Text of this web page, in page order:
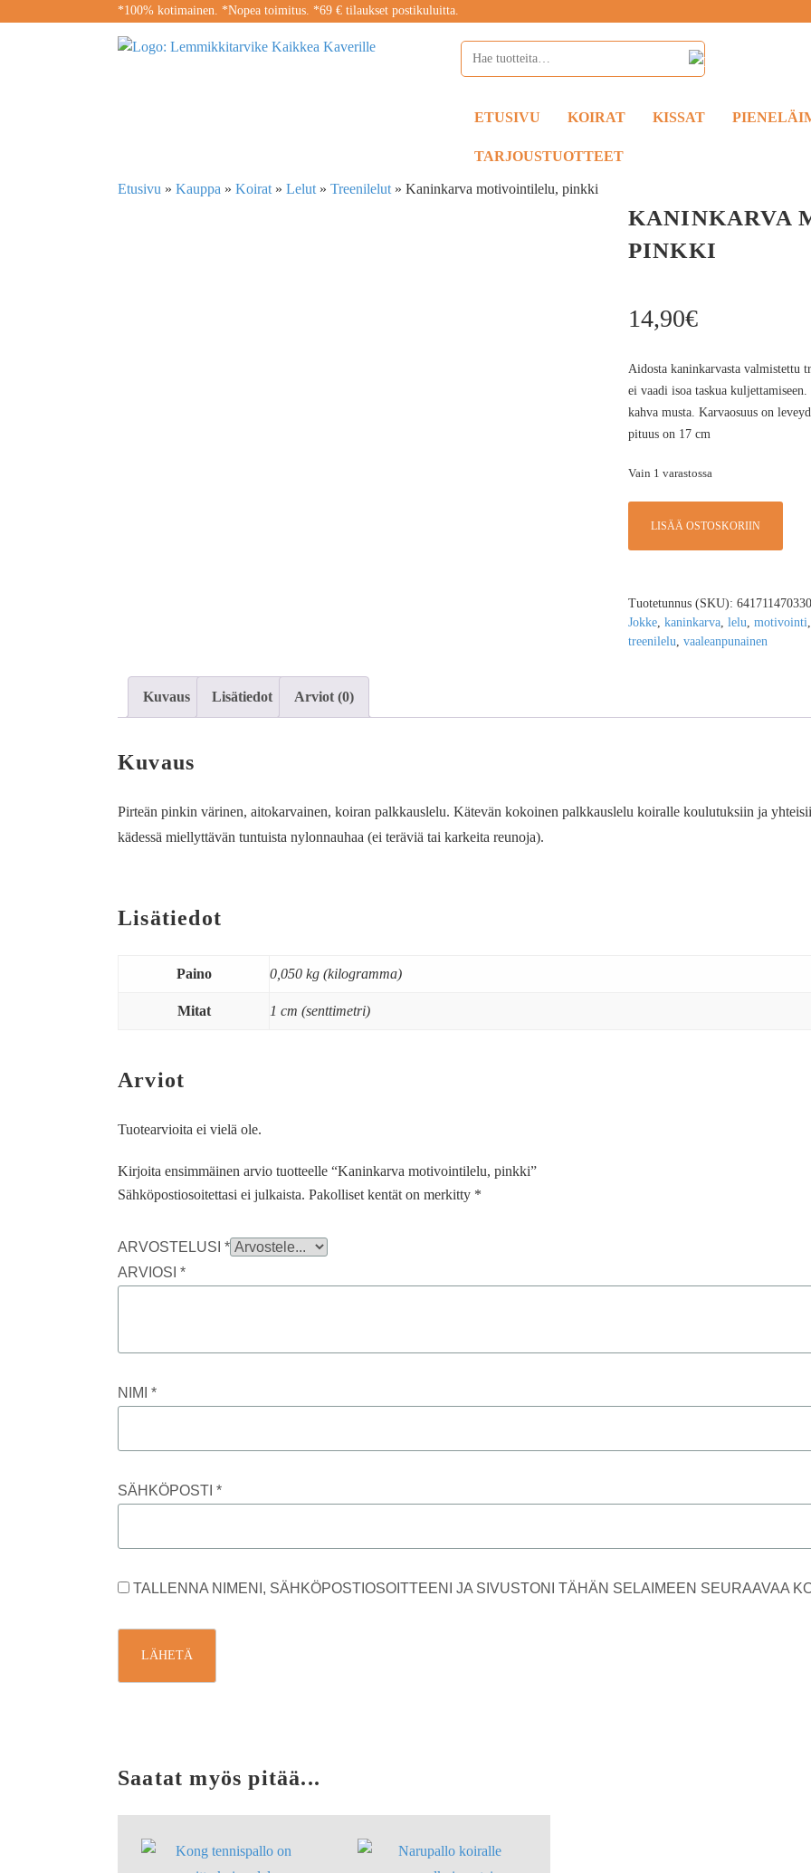
*100% kotimainen. *Nopea toimitus. *69 € tilaukset postikuluitta.
ETUSIVU KOIRAT KISSAT
TARJOUSTUOTTEET
Etusivu »Kauppa »Koirat »Lelut »Treenilelut »Kaninkarva motivointilelu, pinkki
KANINKARVA
PINKKI
14,90€
Aidosta kaninkarvasta valmistettu
ei vaadi isoa taskua
kahva musta. Karvaosuus on
pituus on 17 cm
Vain 1 varastossa
LISÄÄ OSTOSKORIIN
Tuotetunnus (SKU):
Jokke, kaninkarva, lelu, motivointi,
treenilelu, vaaleanpunainen
Kuvaus Lisätiedot Arviot (0)
Kuvaus
Pirteän pinkin värinen, aitokarvainen, koiran palkkauslelu. Kätevän kokoinen palkkauslelu koiralle koulutuksiin ja
kädessä miellyttävän tuntuista nylonnauhaa (ei teräviä tai karkeita reunoja).
Lisätiedot
Paino 0,050 kg (kilogramma)
Mitat 1 cm (senttimetri)
Arviot
Tuotearvioita ei vielä ole.
Kirjoita ensimmäinen arvio tuotteelle “Kaninkarva motivointilelu, pinkki”
Sähköpostiosoitettasi ei julkaista. Pakolliset kentät on merkitty *
ARVOSTELUSI*
ARVIOSI*
NIMI*
SÄHKÖPOSTI*
TALLENNA NIMENI, SÄHKÖPOSTIOSOITTEENI JA SIVUSTONI TÄHÄN SELAIMEEN SEURAAVAA
Saatat myös pitää...